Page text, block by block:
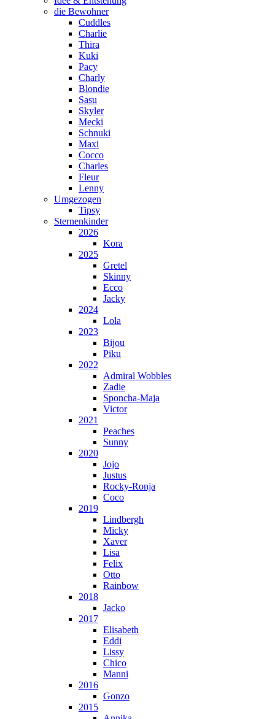
die Bewohner
Cuddles
Charlie
Thira
Kuki
Pacy
Charly
Blondie
Sasu
Skyler
Mecki
Schnuki
Maxi
Cocco
Charles
Fleur
Lenny
Umgezogen
Tipsy
Sternenkinder
2026
Kora
2025
Gretel
Skinny
Ecco
Jacky
2024
Lola
2023
Bijou
Piku
2022
Admiral Wobbles
Zadie
Sponcha-Maja
Victor
2021
Peaches
Sunny
2020
Jojo
Justus
Rocky-Ronja
Coco
2019
Lindbergh
Micky
Xaver
Lisa
Felix
Otto
Rainbow
2018
Jacko
2017
Elisabeth
Eddi
Lissy
Chico
Manni
2016
Gonzo
2015